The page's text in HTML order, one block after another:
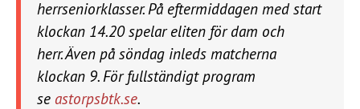
herrseniorklasser. På eftermiddagen med start
klockan 14.20 spelar eliten för dam och
herr. Även på söndag inleds matcherna
klockan 9. För fullständigt program
se astorpsbtk.se.